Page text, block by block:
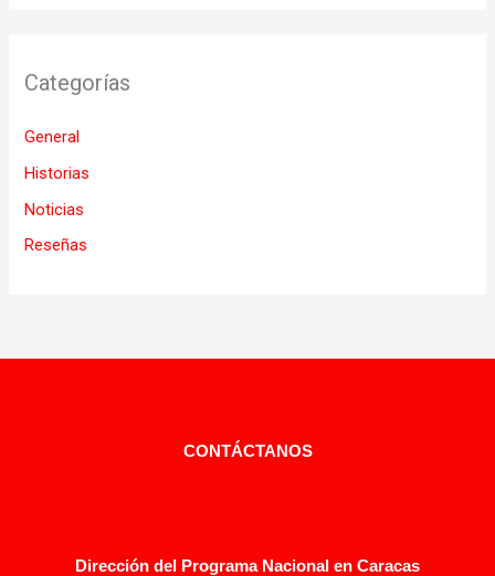
Categorías
General
Historias
Noticias
Reseñas
CONTÁCTANOS
Dirección del Programa Nacional en Caracas